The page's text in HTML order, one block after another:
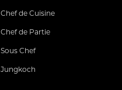
Chef de Cuisine
Chef de Partie
Sous Chef
Jungkoch